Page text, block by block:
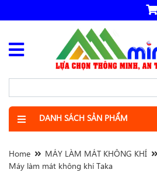
DANH SÁCH SẢN PHẨM
Home
MÁY LÀM MÁT KHÔNG KHÍ
Máy làm mát không khí Taka